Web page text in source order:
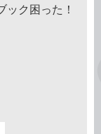
ク困った！